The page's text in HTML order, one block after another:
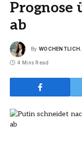
Prognose
ab
By
4 Mins Read